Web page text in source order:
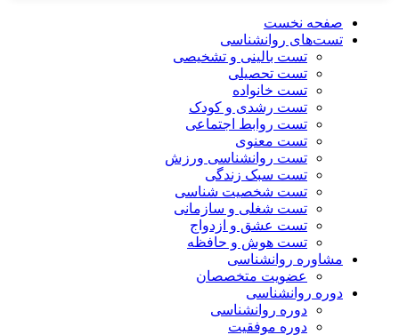
صفحه نخست
تست‌های روانشناسی
تست بالینی و تشخیصی
تست تحصیلی
تست خانواده
تست رشدی و کودک
تست روابط اجتماعی
تست معنوی
تست روانشناسی ورزش
تست سبک زندگی
تست شخصیت شناسی
تست شغلی و سازمانی
تست عشق و ازدواج
تست هوش و حافظه
مشاوره روانشناسی
عضویت متخصصان
دوره روانشناسی
دوره روانشناسی
دوره موفقیت